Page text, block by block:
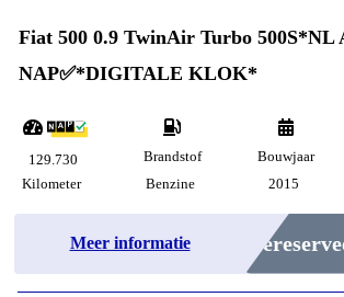
Fiat 500 0.9 TwinAir Turbo 500S*NL
NAP✅*DIGITALE KLOK*
129.730
Kilometer
Brandstof
Benzine
Bouwjaar
2015
Meer informatie